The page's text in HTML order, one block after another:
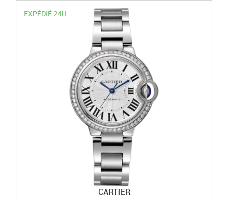
EXPÉDIÉ 24H
CARTIER